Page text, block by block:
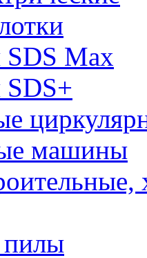
Max
машины
пилы